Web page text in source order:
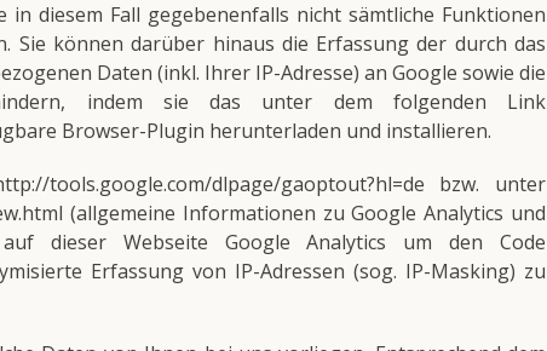
diesem Fall gegebenenfalls nicht sämtliche Funktionen
Sie können darüber hinaus die Erfassung der durch das
Daten (inkl. Ihrer IP-Adresse) an Google sowie die
indem sie das unter dem folgenden Link
Browser-Plugin herunterladen und installieren.
tools.google.com/dlpage/gaoptout?hl=de bzw. unter
(allgemeine Informationen zu Google Analytics und
dieser Webseite Google Analytics um den Code
Erfassung von IP-Adressen (sog. IP-Masking) zu